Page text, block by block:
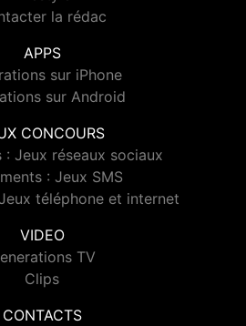
la rédac
APPS
sur iPhone
sur Android
CONCOURS
: Jeux réseaux sociaux
: Jeux SMS
téléphone et internet
VIDEO
TV
Clips
CONTACTS